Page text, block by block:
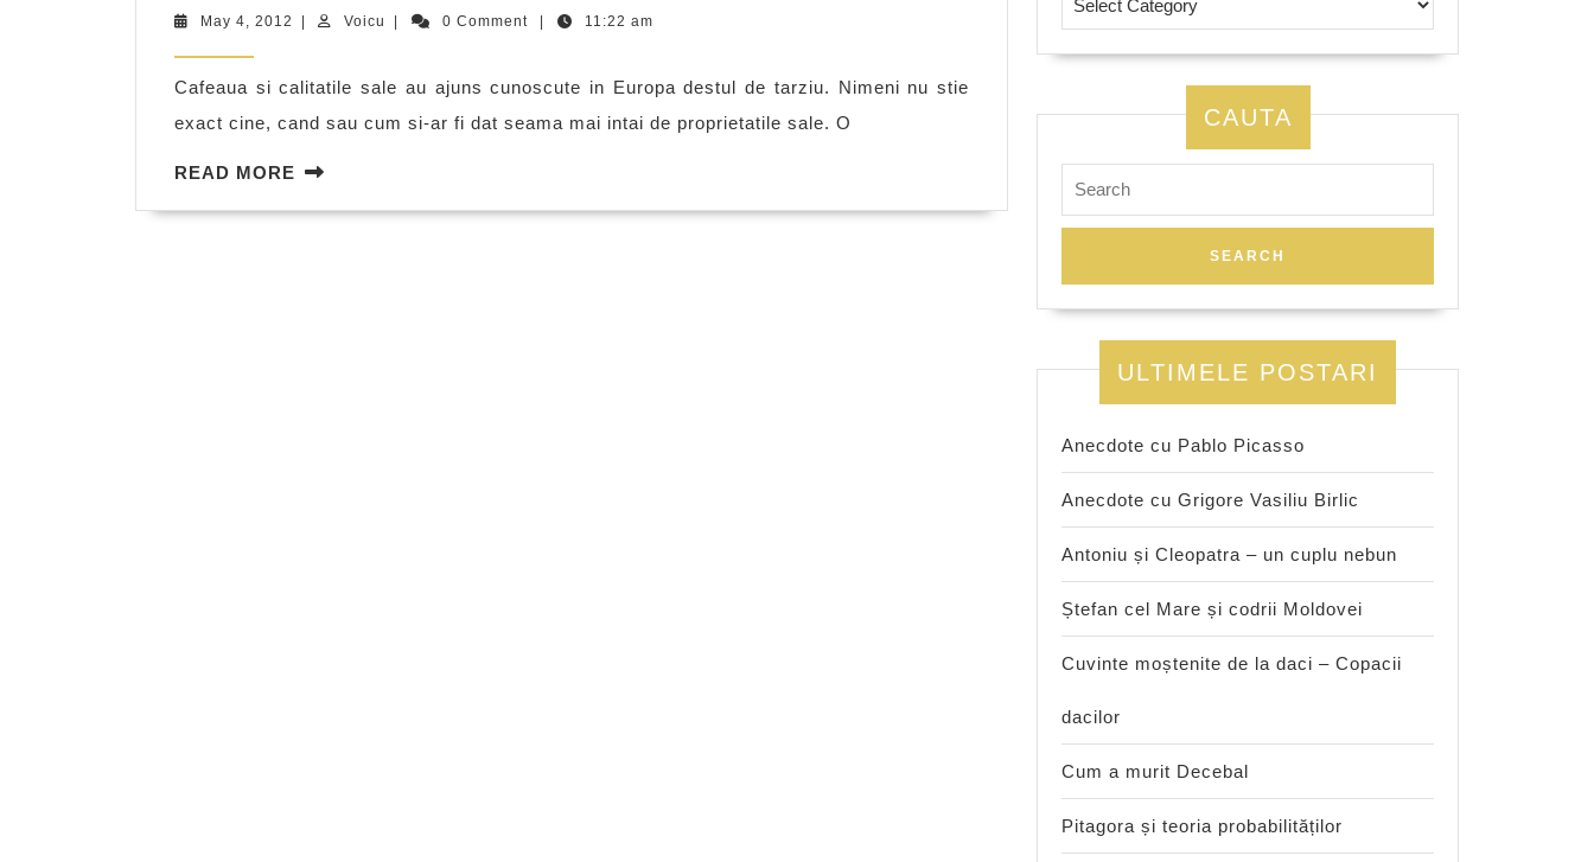
aroma
de
May 4, 2012 May
Voicu Voicu 0 Comment 11:22 am
Cafeaua si calitatile sale au ajuns cunoscute in Europa destul de tarziu. Nimeni nu stie
exact cine, cand sau cum si-ar fi dat seama mai intai de proprietatile sale. O
READ MORE READ
CAUTA
for:
ULTIMELE POSTARI
Anecdote cu Pablo Picasso
Anecdote cu Grigore Vasiliu Birlic
Antoniu și Cleopatra – un cuplu nebun
Ștefan cel Mare și codrii Moldovei
Cuvinte moștenite de la daci – Copacii
dacilor
Cum a murit Decebal
Pitagora și teoria probabilităților